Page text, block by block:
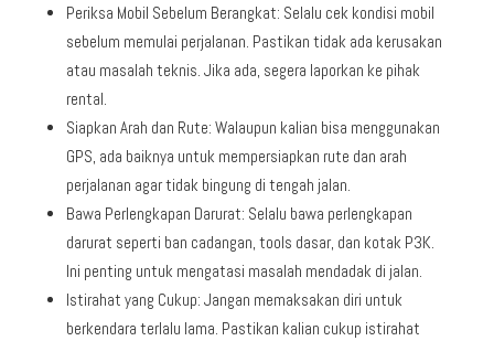
Periksa Mobil Sebelum Berangkat: Selalu cek kondisi mobil
sebelum memulai perjalanan. Pastikan tidak ada kerusakan
atau masalah teknis. Jika ada, segera laporkan ke pihak
rental.
Siapkan Arah dan Rute: Walaupun kalian bisa menggunakan
GPS, ada baiknya untuk mempersiapkan rute dan arah
perjalanan agar tidak bingung di tengah jalan.
Bawa Perlengkapan Darurat: Selalu bawa perlengkapan
darurat seperti ban cadangan, tools dasar, dan kotak P3K.
Ini penting untuk mengatasi masalah mendadak di jalan.
Istirahat yang Cukup: Jangan memaksakan diri untuk
berkendara terlalu lama. Pastikan kalian cukup istirahat